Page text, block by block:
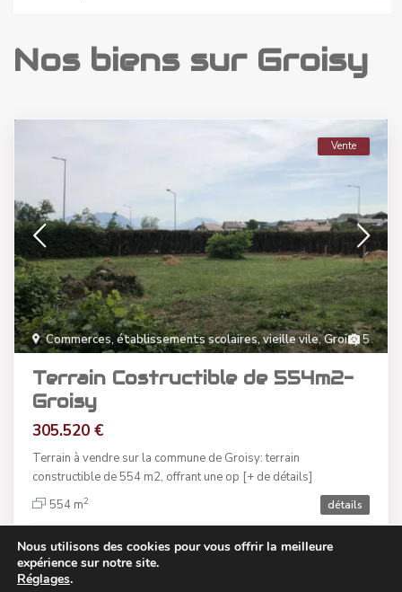
Nos biens sur Groisy
5
Commerces, établissements scolaires, vieille vile,Groisy
Vente
Terrain Costructible de 554m2-
Groisy
305.520 €
Terrain à vendre sur la commune de Groisy: terrain
constructible de 554 m2, offrant une op [+ de détails]
554 m2 détails
Cabinet LAURENS IMMO CONSEILS
Nous utilisons des cookies pour vous offrir la meilleure
expérience sur notre site.
Réglages.